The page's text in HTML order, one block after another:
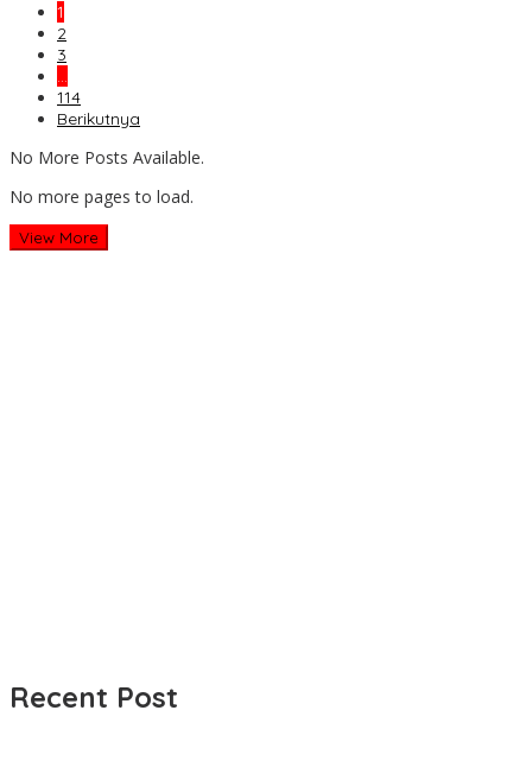
1
2
3
…
114
Berikutnya
No More Posts Available.
No more pages to load.
View More
Recent Post